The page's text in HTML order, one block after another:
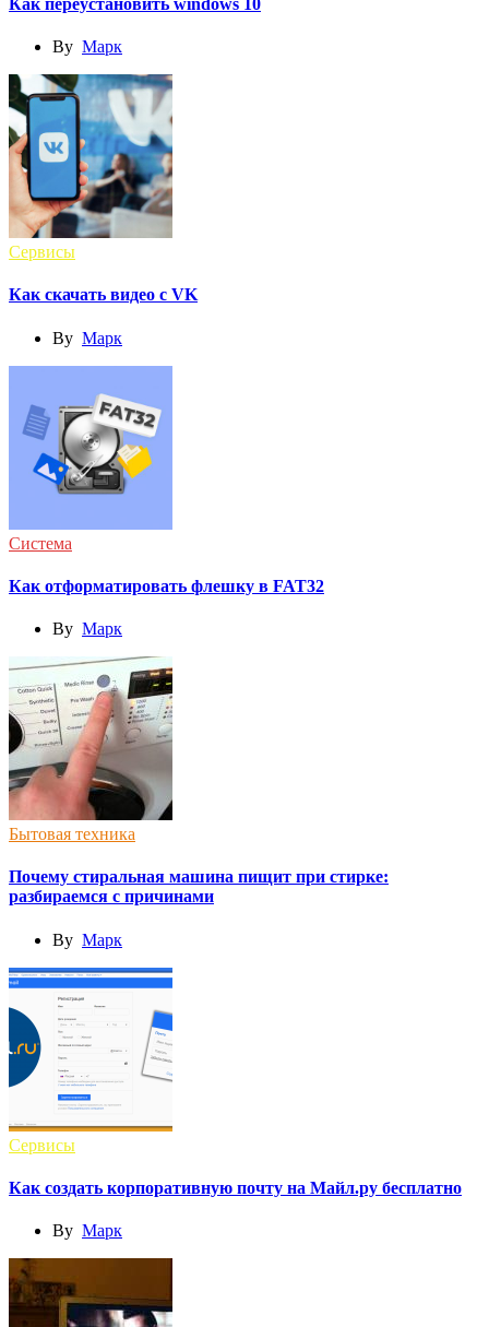
By Марк
Сервисы
Как скачать видео с VK
By Марк
Система
Как отформатировать флешку в FAT32
By Марк
Бытовая техника
Почему стиральная машина пищит при стирке:
разбираемся с причинами
By Марк
Сервисы
Как создать корпоративную почту на Майл.ру бесплатно
By Марк